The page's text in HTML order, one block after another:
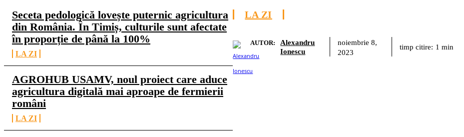
Seceta pedologică lovește puternic agricultura
din România. În Timiș, culturile sunt afectate
în proporție de până la 100%
LA ZI
AGROHUB USAMV, noul proiect care aduce
agricultura digitală mai aproape de fermierii
români
LA ZI
LA ZI
AUTOR:
Alexandru
Ionescu
noiembrie 8,
2023
timp citire: 1 min